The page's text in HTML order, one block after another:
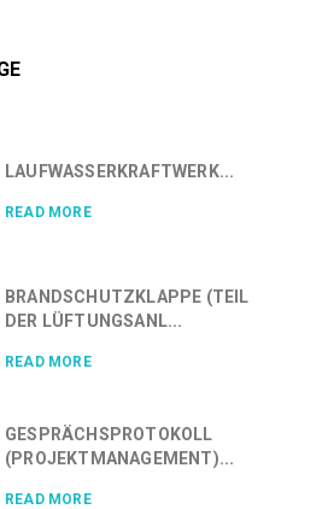
LAUFWASSERKRAFTWERK...
READ MORE
BRANDSCHUTZKLAPPE (TEIL
DER LÜFTUNGSANL...
READ MORE
GESPRÄCHSPROTOKOLL
(PROJEKTMANAGEMENT)...
READ MORE